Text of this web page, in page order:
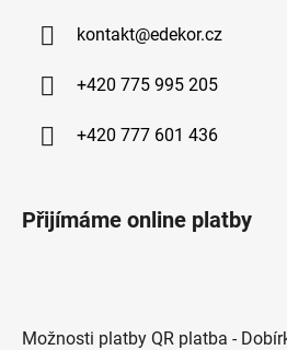
kontakt@edekor.cz
+420 775 995 205
+420 777 601 436
Přijímáme online platby
Možnosti platby QR platba -